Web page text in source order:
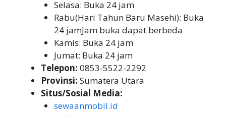
Selasa: Buka 24 jam
Rabu(Hari Tahun Baru Masehi): Buka
24 jamJam buka dapat berbeda
Kamis: Buka 24 jam
Jumat: Buka 24 jam
Telepon: 0853-5522-2292
Provinsi: Sumatera Utara
Situs/Sosial Media:
sewaanmobil.id